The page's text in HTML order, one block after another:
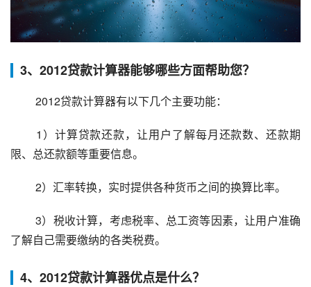
3、2012贷款计算器能够哪些方面帮助您？
2012贷款计算器有以下几个主要功能：
限、总还款额等重要信息。
2）汇率转换，实时提供各种货币之间的换算比率。
3）税收计算，考虑税率、总工资等因素，让用户准确
了解自己需要缴纳的各类税费。
4、2012贷款计算器优点是什么？